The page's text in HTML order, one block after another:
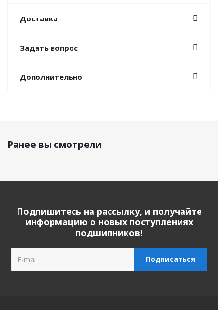
Доставка
Задать вопрос
Дополнительно
Ранее вы смотрели
Подпишитесь на рассылку, и получайте
информацию о новых поступлениях
подшипников!